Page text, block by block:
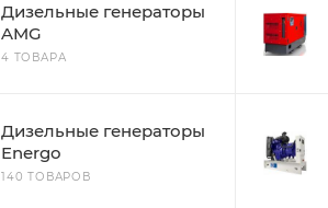
Дизельные генераторы
AMG
4 ТОВАРА
Дизельные генераторы
Energo
140 ТОВАРОВ